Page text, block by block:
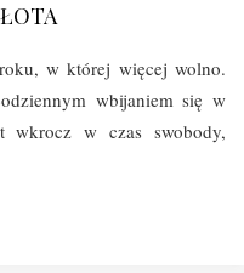
w której więcej wolno.
wbijaniem się w
wkrocz w czas swobody,